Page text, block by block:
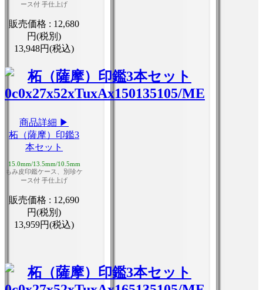
ース付 手仕上げ
販売価格 : 12,680
円(税別)
13,948円(税込)
商品詳細 ▶
柘（薩摩）印鑑3
本セット
15.0mm/13.5mm/10.5mm
もみ皮印鑑ケース、別珍ケ
ース付 手仕上げ
販売価格 : 12,690
円(税別)
13,959円(税込)